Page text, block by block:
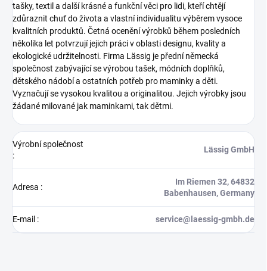
tašky, textil a další krásné a funkční věci pro lidi, kteří chtějí
zdůraznit chuť do života a vlastní individualitu výběrem vysoce
kvalitních produktů. Četná ocenění výrobků během posledních
několika let potvrzují jejich práci v oblasti designu, kvality a
ekologické udržitelnosti. Firma Lässig je přední německá
společnost zabývající se výrobou tašek, módních doplňků,
dětského nádobí a ostatních potřeb pro maminky a děti.
Vyznačují se vysokou kvalitou a originalitou. Jejich výrobky jsou
žádané milované jak maminkami, tak dětmi.
Výrobní společnost
:
Lässig GmbH
Adresa :
Im Riemen 32, 64832
Babenhausen, Germany
E-mail : service@laessig-gmbh.de